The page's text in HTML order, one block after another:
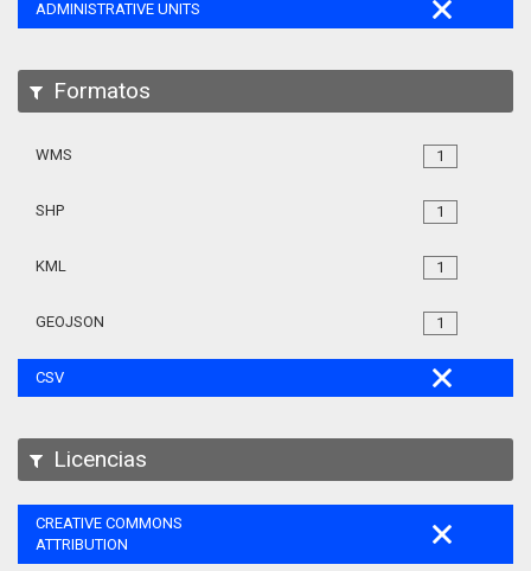
ADMINISTRATIVE UNITS
Formatos
1
WMS
1
SHP
1
KML
1
GEOJSON
CSV
Licencias
CREATIVE COMMONS
ATTRIBUTION